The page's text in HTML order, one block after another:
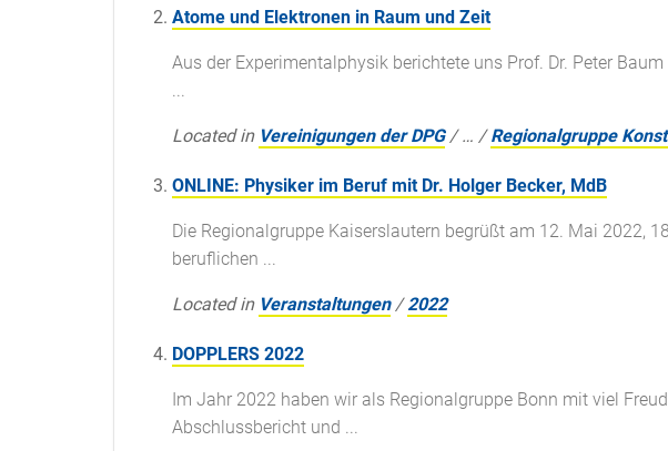
Atome und Elektronen in Raum und Zeit
Aus der Experimentalphysik berichtete uns Prof. Dr. Peter
...
Located in Vereinigungen der DPG /… /Regionalgruppe
ONLINE: Physiker im Beruf mit Dr. Holger Becker, MdB
Die Regionalgruppe Kaiserslautern begrüßt am 12. Mai 2022,
beruflichen ...
Located in Veranstaltungen /2022
DOPPLERS 2022
Im Jahr 2022 haben wir als Regionalgruppe Bonn mit viel
Abschlussbericht und ...